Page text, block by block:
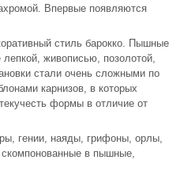
Впервые появляются
стиль барокко. Пышные
живописью, позолотой,
стали очень сложными по
карнизов, в которых
формы в отличие от
гении, наяды, грифоны, орлы,
скомпонованные в пышные,